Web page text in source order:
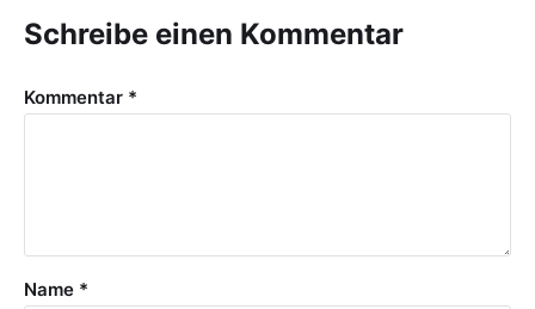
Schreibe einen Kommentar
Kommentar *
Name *